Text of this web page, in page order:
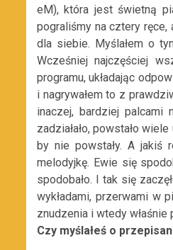
eM), która jest świetną
pograliśmy na cztery ręce,
dla siebie. Myślałem o
Wcześniej najczęściej
programu, układając
i nagrywałem to z
inaczej, bardziej palcami
zadziałało, powstało
by nie powstały. A jakiś
melodyjkę. Ewie się
spodobało. I tak się
wykładami, przerwami w
znudzenia i wtedy właśnie
Czy myślałeś o